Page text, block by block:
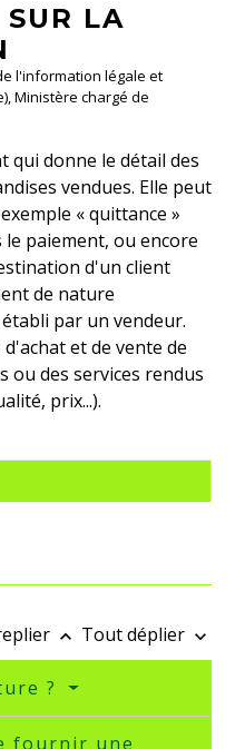
LA
l'information légale et
Ministère chargé de
qui donne le détail des
vendues. Elle peut
« quittance »
paiement, ou encore
d'un client
de nature
par un vendeur.
et de vente de
ou des services rendus
prix...).
keyboard_arrow_up Tout déplier keyboard_arrow_down
?
fournir une